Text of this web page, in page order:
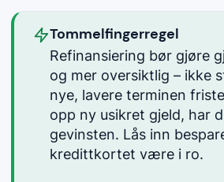
Tommelfingerregel
Refinansiering bør gjøre
og mer oversiktlig – ikke
nye, lavere terminen
opp ny usikret gjeld, har
gevinsten. Lås inn
kredittkortet være i ro.